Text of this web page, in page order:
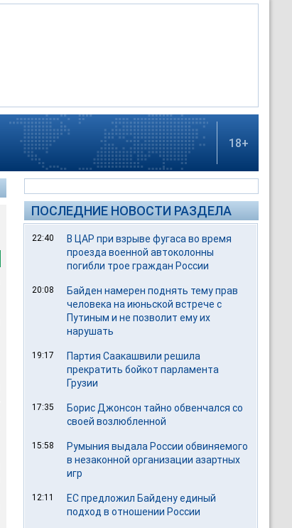
18+
ПОСЛЕДНИЕ НОВОСТИ РАЗДЕЛА
22:40
В ЦАР при взрыве фугаса во время
проезда военной автоколонны
погибли трое граждан России
20:08
Байден намерен поднять тему прав
человека на июньской встрече с
Путиным и не позволит ему их
нарушать
19:17
Партия Саакашвили решила
прекратить бойкот парламента
Грузии
17:35
Борис Джонсон тайно обвенчался со
своей возлюбленной
15:58
Румыния выдала России обвиняемого
в незаконной организации азартных
игр
12:11
ЕС предложил Байдену единый
подход в отношении России